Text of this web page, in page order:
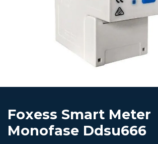
Foxess Smart Meter
Monofase Ddsu666